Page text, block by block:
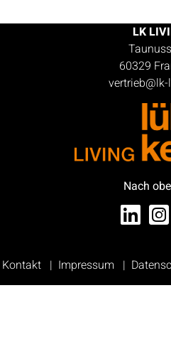
LK
60329
Nach
Kontakt Impressum